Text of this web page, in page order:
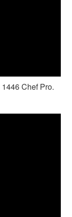
Chef Pro.